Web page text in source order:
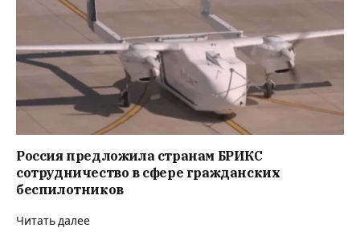
Россия предложила странам БРИКС
сотрудничество в сфере гражданских
беспилотников
Читать далее